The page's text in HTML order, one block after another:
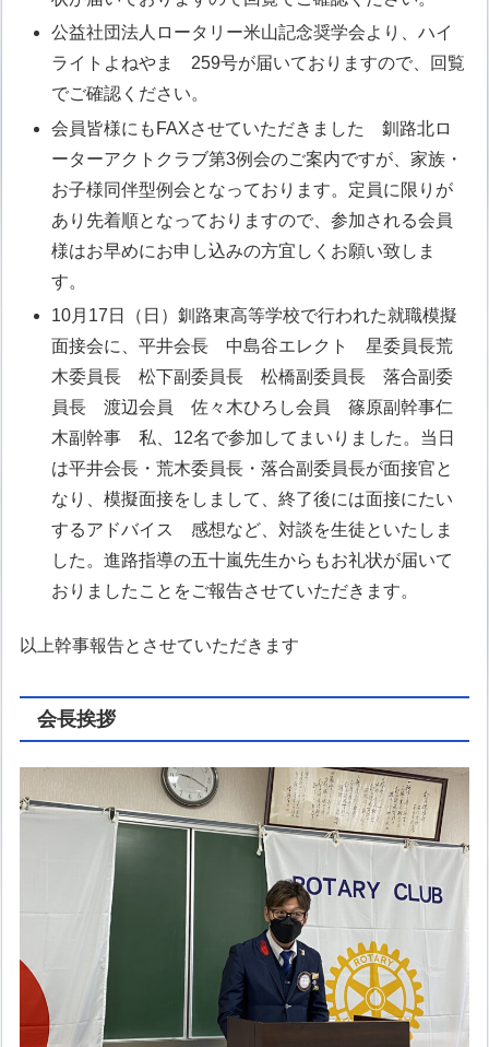
公益社団法人ロータリー米山記念奨学会より、ハイ
ライトよねやま 259号が届いておりますので、回覧
でご確認ください。
会員皆様にもFAXさせていただきました 釧路北ロ
ーターアクトクラブ第3例会のご案内ですが、家族・
お子様同伴型例会となっております。定員に限りが
あり先着順となっておりますので、参加される会員
様はお早めにお申し込みの方宜しくお願い致しま
す。
10月17日（日）釧路東高等学校で行われた就職模擬
面接会に、平井会長 中島谷エレクト 星委員長荒
木委員長 松下副委員長 松橋副委員長 落合副委
員長 渡辺会員 佐々木ひろし会員 篠原副幹事仁
木副幹事 私、12名で参加してまいりました。当日
は平井会長・荒木委員長・落合副委員長が面接官と
なり、模擬面接をしまして、終了後には面接にたい
するアドバイス 感想など、対談を生徒といたしま
した。進路指導の五十嵐先生からもお礼状が届いて
おりましたことをご報告させていただきます。
以上幹事報告とさせていただきます
会長挨拶